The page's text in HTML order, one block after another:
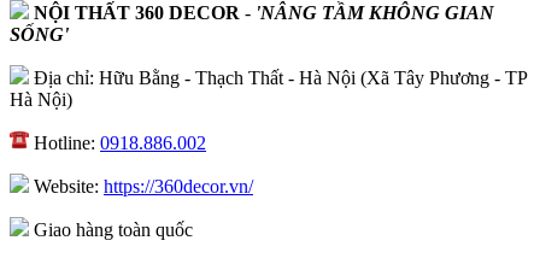
NỘI THẤT 360 DECOR - 'NÂNG TẦM KHÔNG GIAN
SỐNG'
Địa chỉ: Hữu Bằng - Thạch Thất - Hà Nội (Xã Tây Phương - TP
Hà Nội)
Hotline: 0918.886.002
Website: https://360decor.vn/
Giao hàng toàn quốc